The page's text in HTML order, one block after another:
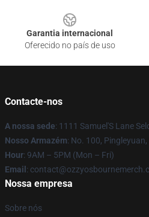
Garantia internacional
Oferecido no país de uso
Contacte-nos
A nossa sede: 1111 Samuel'S Lane
Nosso Armazém: No. 100,
Hour: 9AM – 5PM (Mon – Fri)
Email :
Nossa empresa
Sobre nós